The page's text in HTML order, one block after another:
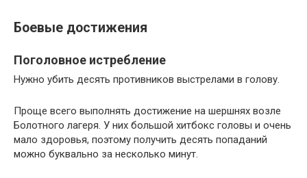
Боевые достижения
Поголовное истребление
Нужно убить десять противников выстрелами в голову.
Проще всего выполнять достижение на шершнях возле
Болотного лагеря. У них большой хитбокс головы и очень
мало здоровья, поэтому получить десять попаданий
можно буквально за несколько минут.